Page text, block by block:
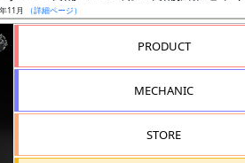
11月 （詳細ページ）
PRODUCT
MECHANIC
STORE